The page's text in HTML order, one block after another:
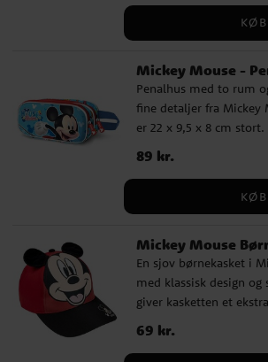
KØB
Mickey Mouse -
Penalhus med to rum
fine detaljer fra Mickey
er 22 x 9,5 x 8 cm
polyester og 15% EVA
Pris:89 kr.
89 kr.
KØB
Mickey Mouse
En sjov børnekasket i
med klassisk design og
giver kasketten et
udtryk. God til
udflugter. Kasketten har
Pris :69 kr.
69 kr.